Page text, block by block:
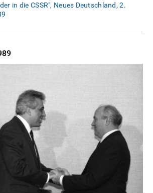
in die CSSR", Neues Deutschland, 2.